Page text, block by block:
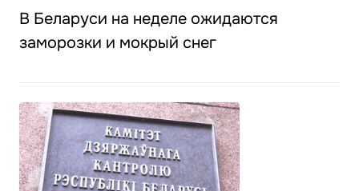
В Беларуси на неделе ожидаются
заморозки и мокрый снег